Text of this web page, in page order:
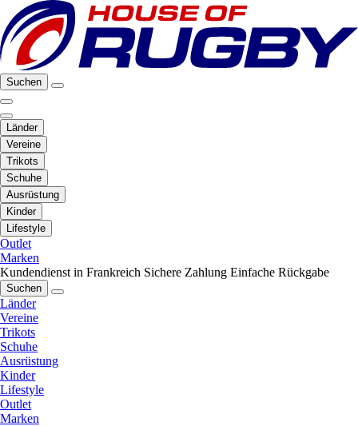
Suchen
Länder
Vereine
Trikots
Schuhe
Ausrüstung
Kinder
Lifestyle
Outlet
Marken
Kundendienst in Frankreich Sichere Zahlung Einfache Rückgabe
Suchen
Länder
Vereine
Trikots
Schuhe
Ausrüstung
Kinder
Lifestyle
Outlet
Marken